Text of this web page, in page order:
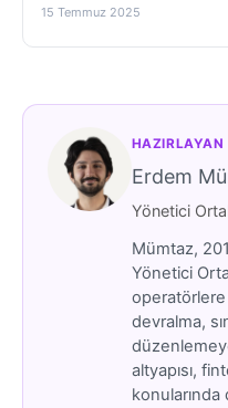
15 Temmuz 2025
HAZIRLAYAN
Erdem
Yönetici
Mümtaz,
Yönetici
devralma,
altyapısı,
konularında